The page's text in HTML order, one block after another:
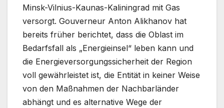
Minsk-Vilnius-Kaunas-Kaliningrad mit Gas
versorgt. Gouverneur Anton Alikhanov hat
bereits früher berichtet, dass die Oblast im
Bedarfsfall als „Energieinsel“ leben kann und
die Energieversorgungssicherheit der Region
voll gewährleistet ist, die Entität in keiner Weise
von den Maßnahmen der Nachbarländer
abhängt und es alternative Wege der